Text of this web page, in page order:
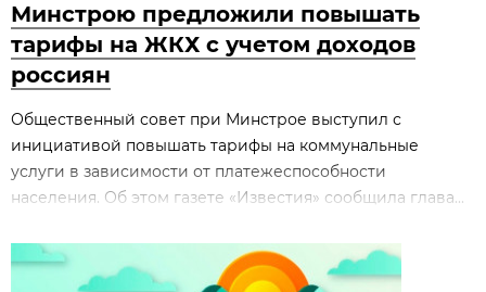
Минстрою предложили повышать
тарифы на ЖКХ с учетом доходов
россиян
Общественный совет при Минстрое выступил с
инициативой повышать тарифы на коммунальные
услуги в зависимости от платежеспособности
населения. Об этом газете «Известия» сообщила глава...